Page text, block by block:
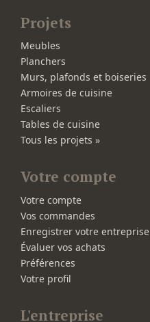
Projets
Meubles
Planchers
Murs, plafonds et boiseries
Armoires de cuisine
Escaliers
Tables de cuisine
Tous les projets »
Votre compte
Votre compte
Vos commandes
Enregistrer votre entreprise
Évaluer vos achats
Préférences
Votre profil
L'entreprise